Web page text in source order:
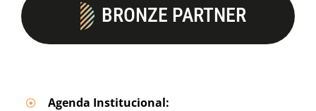
BRONZE PARTNER
Agenda Institucional: